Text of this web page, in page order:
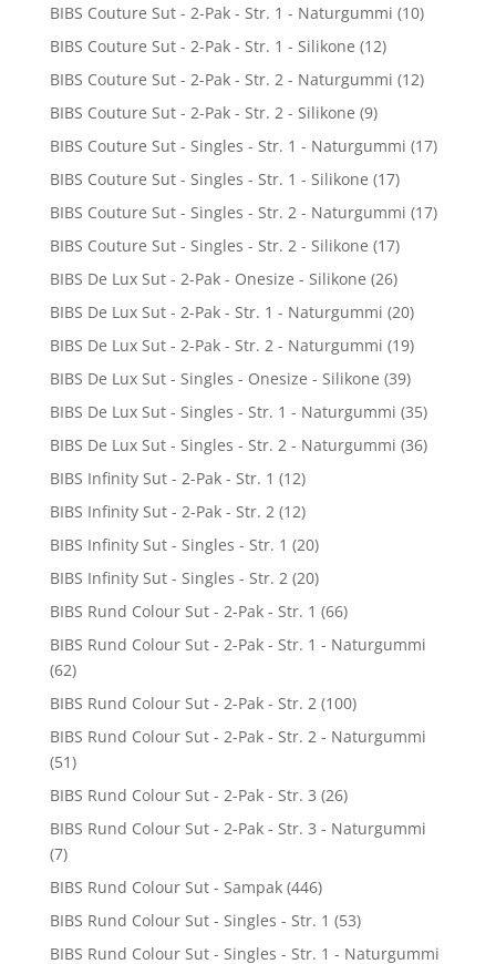
BIBS Couture Sut - 2-Pak - Str. 1 - Naturgummi (10)
BIBS Couture Sut - 2-Pak - Str. 1 - Silikone (12)
BIBS Couture Sut - 2-Pak - Str. 2 - Naturgummi (12)
BIBS Couture Sut - 2-Pak - Str. 2 - Silikone (9)
BIBS Couture Sut - Singles - Str. 1 - Naturgummi (17)
BIBS Couture Sut - Singles - Str. 1 - Silikone (17)
BIBS Couture Sut - Singles - Str. 2 - Naturgummi (17)
BIBS Couture Sut - Singles - Str. 2 - Silikone (17)
BIBS De Lux Sut - 2-Pak - Onesize - Silikone (26)
BIBS De Lux Sut - 2-Pak - Str. 1 - Naturgummi (20)
BIBS De Lux Sut - 2-Pak - Str. 2 - Naturgummi (19)
BIBS De Lux Sut - Singles - Onesize - Silikone (39)
BIBS De Lux Sut - Singles - Str. 1 - Naturgummi (35)
BIBS De Lux Sut - Singles - Str. 2 - Naturgummi (36)
BIBS Infinity Sut - 2-Pak - Str. 1 (12)
BIBS Infinity Sut - 2-Pak - Str. 2 (12)
BIBS Infinity Sut - Singles - Str. 1 (20)
BIBS Infinity Sut - Singles - Str. 2 (20)
BIBS Rund Colour Sut - 2-Pak - Str. 1 (66)
BIBS Rund Colour Sut - 2-Pak - Str. 1 - Naturgummi
(62)
BIBS Rund Colour Sut - 2-Pak - Str. 2 (100)
BIBS Rund Colour Sut - 2-Pak - Str. 2 - Naturgummi
(51)
BIBS Rund Colour Sut - 2-Pak - Str. 3 (26)
BIBS Rund Colour Sut - 2-Pak - Str. 3 - Naturgummi
(7)
BIBS Rund Colour Sut - Sampak (446)
BIBS Rund Colour Sut - Singles - Str. 1 (53)
BIBS Rund Colour Sut - Singles - Str. 1 - Naturgummi